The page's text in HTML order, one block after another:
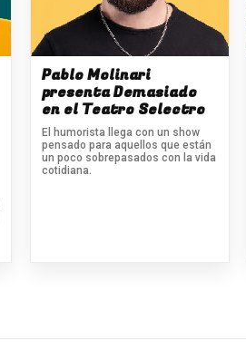
Pablo Molinari
presenta Demasiado
en el Teatro Selectro
El humorista llega con un show
pensado para aquellos que están
un poco sobrepasados con la vida
cotidiana.